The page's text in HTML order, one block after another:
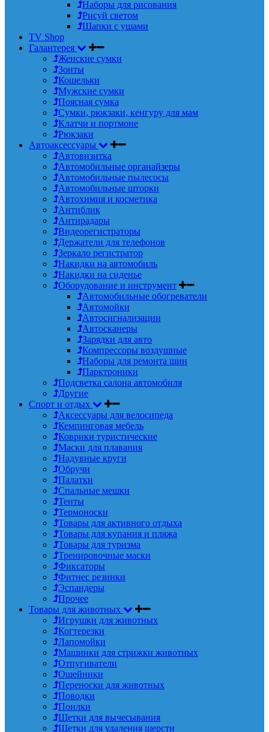
Наборы для рисования
Рисуй светом
Шапки с ушами
TV Shop
Галантерея
Женские сумки
Зонты
Кошельки
Мужские сумки
Поясная сумка
Сумки, рюкзаки, кенгуру для мам
Клатчи и портмоне
Рюкзаки
Автоаксессуары
Автовизитка
Автомобильные органайзеры
Автомобильные пылесосы
Автомобильные шторки
Автохимия и косметика
Антиблик
Антирадары
Видеорегистраторы
Держатели для телефонов
Зеркало регистратор
Накидки на автомобиль
Накидки на сиденье
Оборудование и инструмент
Автомобильные обогреватели
Автомойки
Автосигнализации
Автосканеры
Зарядки для авто
Компрессоры воздушные
Наборы для ремонта шин
Парктроники
Подсветка салона автомобиля
Другие
Спорт и отдых
Аксессуары для велосипеда
Кемпинговая мебель
Коврики туристические
Маски для плавания
Надувные круги
Обручи
Палатки
Спальные мешки
Тенты
Термоноски
Товары для активного отдыха
Товары для купания и пляжа
Товары для туризма
Тренировочные маски
Фиксаторы
Фитнес резинки
Эспандеры
Прочее
Товары для животных
Игрушки для животных
Когтерезки
Лапомойки
Машинки для стрижки животных
Отпугиватели
Ошейники
Переноски для животных
Поводки
Поилки
Щетки для вычесывания
Щетки для удаления шерсти